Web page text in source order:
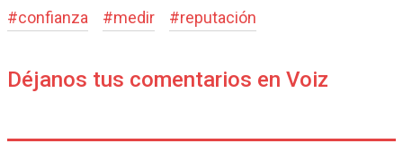
#confianza #medir #reputación
Déjanos tus comentarios en Voiz